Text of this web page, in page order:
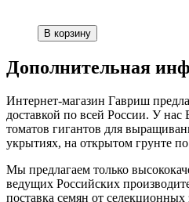
Дополнительная
Интернет-магазин Гавриш
доставкой по всей России. У
томатов гигантов для
укрытиях, на открытом грунте
Мы предлагаем только
ведущих Российских
поставка семян от